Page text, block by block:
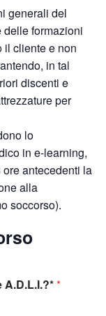
generali del
delle formazioni
il cliente e non
in tal
discenti e
per
lo
in e-learning,
antecedenti la
alla
soccorso).
*